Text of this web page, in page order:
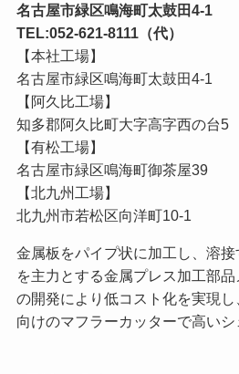
名古屋市緑区鳴海町太鼓田4-1
TEL:052-621-8111（代）
【本社工場】
名古屋市緑区鳴海町太鼓田4-1
【阿久比工場】
知多郡阿久比町大字高字西の台5
【有松工場】
名古屋市緑区鳴海町御茶屋39
【北九州工場】
北九州市若松区向洋町10-1
金属板をパイプ状に加工し、溶接
を主力とする金属プレス加工部
の開発により低コスト化を実現
向けのマフラーカッターで高いシ